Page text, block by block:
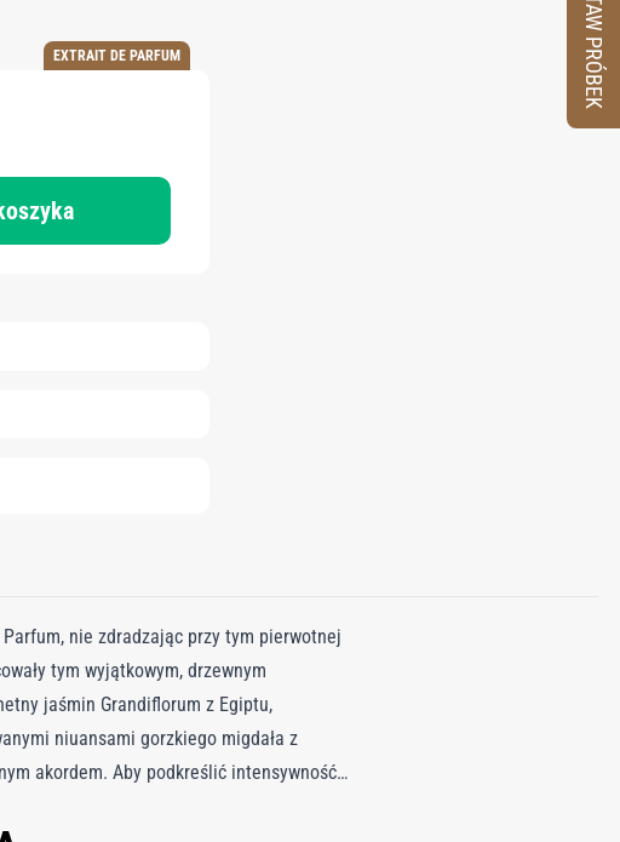
EXTRAIT DE PARFUM
nie zdradzając przy tym pierwotnej
tym wyjątkowym, drzewnym
jaśmin Grandiflorum z Egiptu,
niuansami gorzkiego migdała z
akordem. Aby podkreślić intensywność
czerwień, nawiązującą do
ZESTAW PRÓBEK